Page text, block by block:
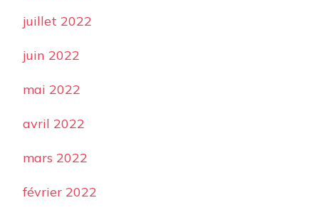
juillet 2022
juin 2022
mai 2022
avril 2022
mars 2022
février 2022